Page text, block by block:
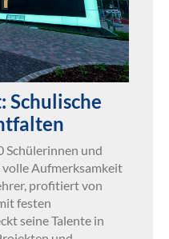
Schülerinnen und
Aufmerksamkeit
profitiert von
festen
seine Talente in